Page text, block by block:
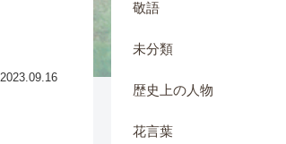
2023.09.16
敬語
未分類
歴史上の人物
花言葉